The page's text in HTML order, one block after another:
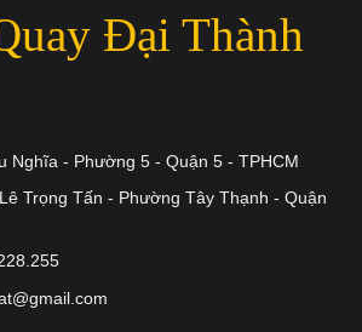
Đại Thành
Nghĩa - Phường 5 - Quận 5 - TPHCM
Trọng Tấn - Phường Tây Thạnh - Quận